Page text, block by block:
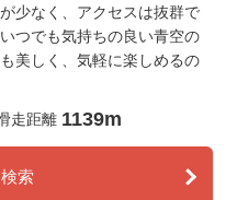
少なく、アクセスは抜群で
つでも気持ちの良い青空の
美しく、気軽に楽しめるの
走距離 1139m
索